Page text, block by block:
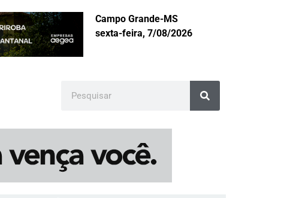
Campo Grande-MS
sexta-feira, 7/08/2026